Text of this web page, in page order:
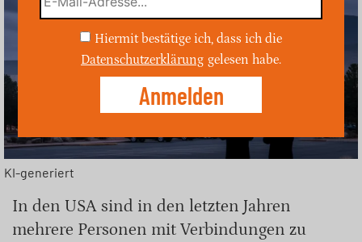
KI-generiert
In den USA sind in den letzten Jahren
mehrere Personen mit Verbindungen zu
Hiermit bestätige ich, dass ich die
Datenschutzerklärung gelesen habe.